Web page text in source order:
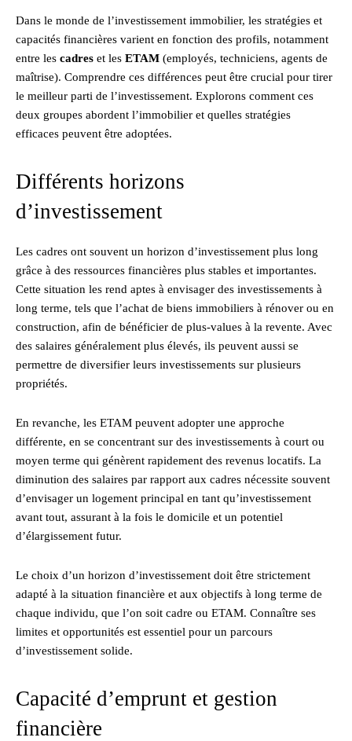
Dans le monde de l’investissement immobilier, les stratégies et
capacités financières varient en fonction des profils, notamment
entre les cadres et les ETAM (employés, techniciens, agents de
maîtrise). Comprendre ces différences peut être crucial pour tirer
le meilleur parti de l’investissement. Explorons comment ces
deux groupes abordent l’immobilier et quelles stratégies
efficaces peuvent être adoptées.
Différents horizons
d’investissement
Les cadres ont souvent un horizon d’investissement plus long
grâce à des ressources financières plus stables et importantes.
Cette situation les rend aptes à envisager des investissements à
long terme, tels que l’achat de biens immobiliers à rénover ou en
construction, afin de bénéficier de plus-values à la revente. Avec
des salaires généralement plus élevés, ils peuvent aussi se
permettre de diversifier leurs investissements sur plusieurs
propriétés.
En revanche, les ETAM peuvent adopter une approche
différente, en se concentrant sur des investissements à court ou
moyen terme qui génèrent rapidement des revenus locatifs. La
diminution des salaires par rapport aux cadres nécessite souvent
d’envisager un logement principal en tant qu’investissement
avant tout, assurant à la fois le domicile et un potentiel
d’élargissement futur.
Le choix d’un horizon d’investissement doit être strictement
adapté à la situation financière et aux objectifs à long terme de
chaque individu, que l’on soit cadre ou ETAM. Connaître ses
limites et opportunités est essentiel pour un parcours
d’investissement solide.
Capacité d’emprunt et gestion
financière